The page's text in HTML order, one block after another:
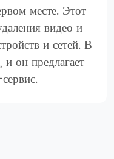
месте. Этот
видео и
и сетей. В
он предлагает